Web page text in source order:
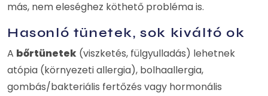
más, nem eleséghez köthető probléma is.
Hasonló tünetek, sok kiváltó ok
A bőrtünetek (viszketés, fülgyulladás) lehetnek
atópia (környezeti allergia), bolhaallergia,
gombás/bakteriális fertőzés vagy hormonális